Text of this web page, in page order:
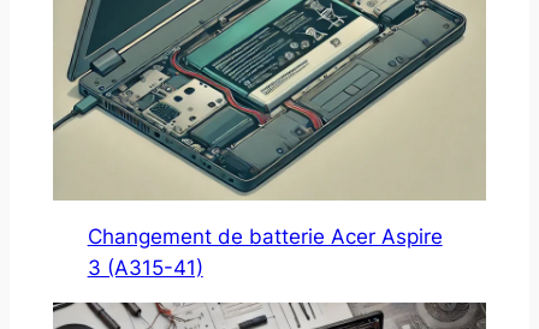
Changement de batterie Acer Aspire
3 (A315-41)